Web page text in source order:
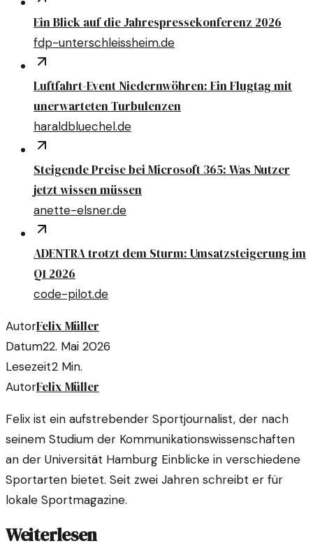
Ein Blick auf die Jahrespressekonferenz 2026
fdp-unterschleissheim.de
Luftfahrt-Event Niedernwöhren: Ein Flugtag mit
unerwarteten Turbulenzen
haraldbluechel.de
Steigende Preise bei Microsoft 365: Was Nutzer
jetzt wissen müssen
anette-elsner.de
ADENTRA trotzt dem Sturm: Umsatzsteigerung im
Q1 2026
code-pilot.de
AutorFelix Müller
Datum22. Mai 2026
Lesezeit2 Min.
AutorFelix Müller
Felix ist ein aufstrebender Sportjournalist, der nach
seinem Studium der Kommunikationswissenschaften
an der Universität Hamburg Einblicke in verschiedene
Sportarten bietet. Seit zwei Jahren schreibt er für
lokale Sportmagazine.
Weiterlesen